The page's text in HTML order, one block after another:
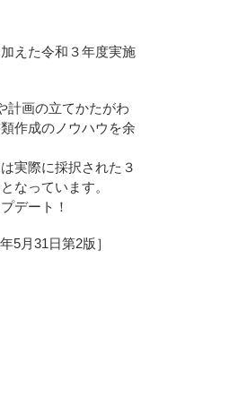
えた令和３年度実施
計画の立てかたがわ
作成のノウハウを余
実際に採択された３
なっています。
デート！
31日第2版］